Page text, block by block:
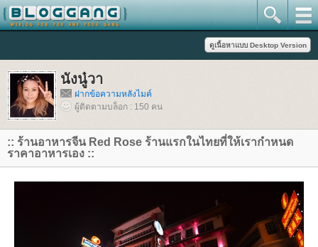
นังนู๋วา
ฝากข้อความหลังไมค์
ผู้ติดตามบล็อก : 150 คน
:: ร้านอาหารจีน Red Rose ร้านแรกในไทยที่ให้เรากำหนด
ราคาอาหารเอง ::